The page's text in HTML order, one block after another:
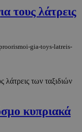
τους λάτρεις
gia-toys-latreis-
των ταξιδιών
κυπριακά
19 λεπτά